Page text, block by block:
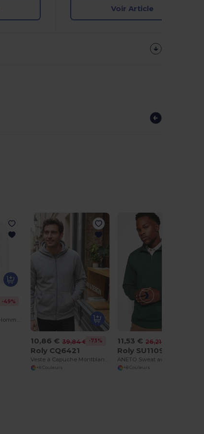
Voir Article
-49%
10,86 € 39,84 € -73%
Roly CQ6421
+8 Couleurs
11,53 € 26,21 €
Roly SU1109
+8 Couleurs